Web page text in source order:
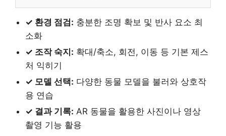
✓ 환경 점검: 충분한 조명 확보 및 반사 요소 최
소화
✓ 조작 숙지: 확대/축소, 회전, 이동 등 기본 제스
처 익히기
✓ 모델 선택: 다양한 동물 모델을 불러와 상호작
용 연습
✓ 결과 기록: AR 동물을 활용한 사진이나 영상
촬영 기능 활용